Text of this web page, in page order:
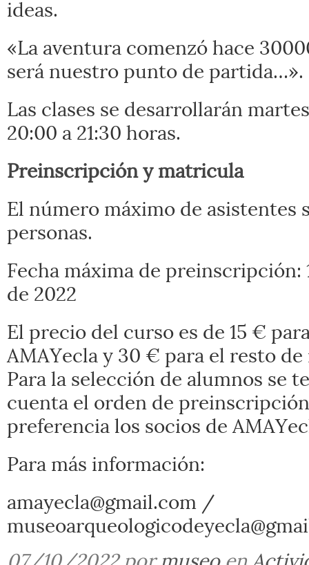
ideas.
«La aventura comenzó hace
será nuestro punto de partida…».
Las clases se desarrollarán
20:00 a 21:30 horas.
Preinscripción y matricula
El número máximo de asistentes
personas.
Fecha máxima de preinscripción:
de 2022
El precio del curso es de 15 €
AMAYecla y 30 € para el resto
Para la selección de alumnos se
cuenta el orden de
preferencia los socios de
Para más información:
amayecla@gmail.com /